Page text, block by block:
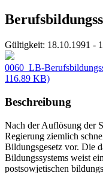
Gültigkeit: 18.10.1991 -
0060_LB-
116.89 KB)
Beschreibung
Nach der Auflösung der
Regierung ziemlich
Bildungsgesetz vor. Die
Bildungssystems weist
postsowjetischen